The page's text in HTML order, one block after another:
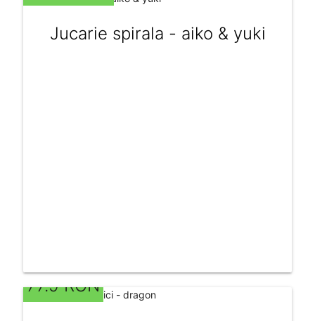
Jucarie spirala - aiko & yuki
77.9 RON